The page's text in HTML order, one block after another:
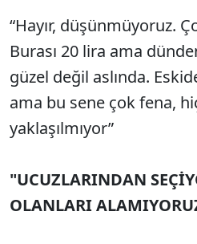
“Hayır, düşünmüyoruz.
Burası 20 lira ama
güzel değil aslında.
ama bu sene çok fena,
yaklaşılmıyor”
"UCUZLARINDAN
OLANLARI